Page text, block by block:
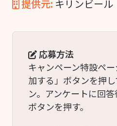
提供元: キリンビール
応募方法
キャンペーン特設ペ
加する」ボタンを押
ン。アンケートに回答
ボタンを押す。